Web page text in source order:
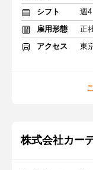
シフト
週
雇用形態
正
アクセス
東
株式会社カー